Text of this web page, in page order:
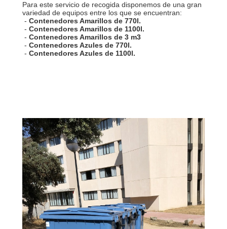
Para este servicio de recogida disponemos de una gran
variedad de equipos entre los que se encuentran:
- Contenedores Amarillos de 770l.
- Contenedores Amarillos de 1100l.
- Contenedores Amarillos de 3 m3
- Contenedores Azules de 770l.
- Contenedores Azules de 1100l.